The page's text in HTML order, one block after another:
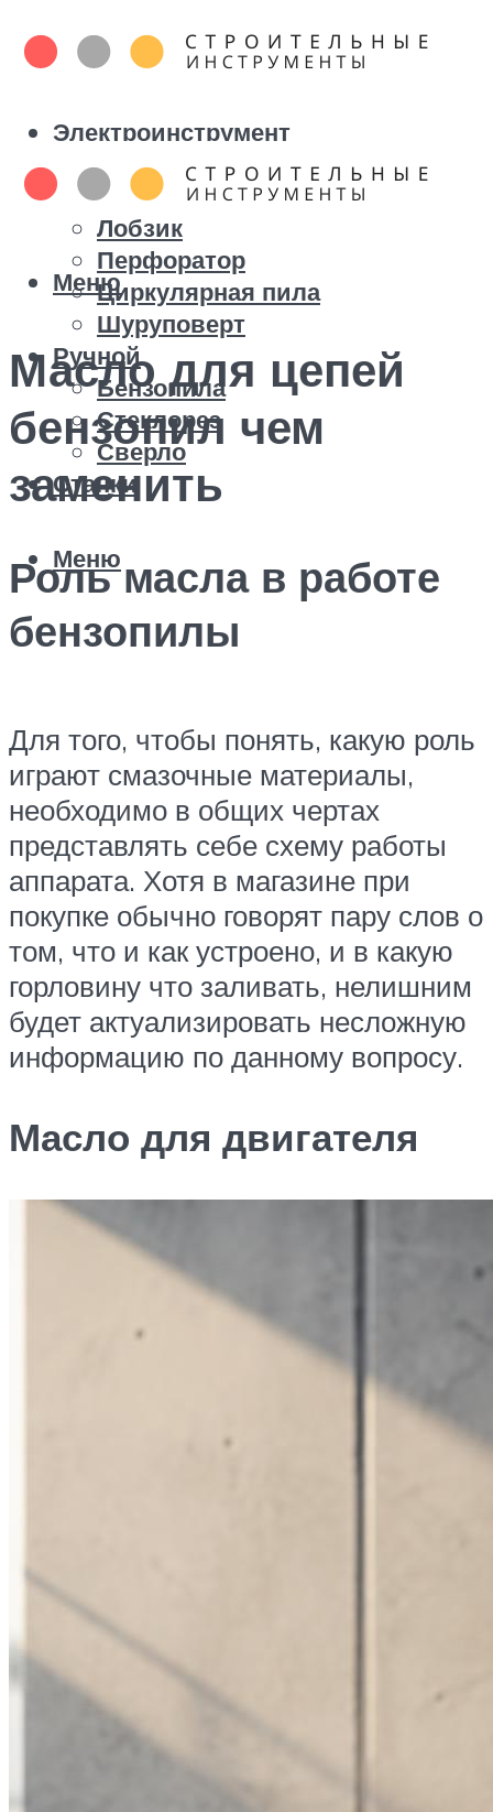
Электроинструмент
Болгарка
Дрель
Лобзик
Перфоратор
Циркулярная пила
Шуруповерт
Ручной
Бензопила
Стеклорез
Сверло
Станки
Меню
Меню
Масло для цепей
бензопил чем
заменить
Роль масла в работе
бензопилы
Для того, чтобы понять, какую роль
играют смазочные материалы,
необходимо в общих чертах
представлять себе схему работы
аппарата. Хотя в магазине при
покупке обычно говорят пару слов о
том, что и как устроено, и в какую
горловину что заливать, нелишним
будет актуализировать несложную
информацию по данному вопросу.
Масло для двигателя